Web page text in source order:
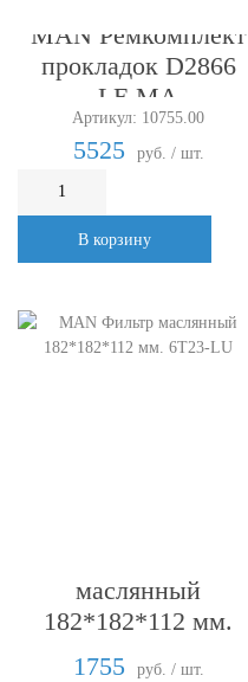
MAN Ремкомплект
прокладок D2866
LE.MA
Артикул: 10755.00
5525 руб. / шт.
В корзину
маслянный
182*182*112 мм.
6T23-LU
1755 руб. / шт.